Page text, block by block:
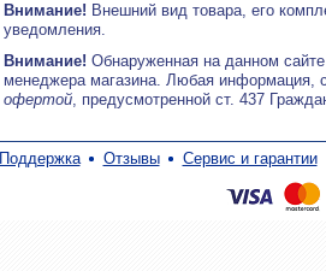
Внимание! Внешний вид товара, его
уведомления.
Внимание! Обнаруженная на данном
менеджера магазина. Любая информация,
офертой, предусмотренной ст. 437
Поддержка Отзывы Сервис и гарантии